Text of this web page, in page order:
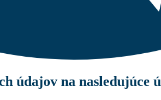
údajov na nasledujúce